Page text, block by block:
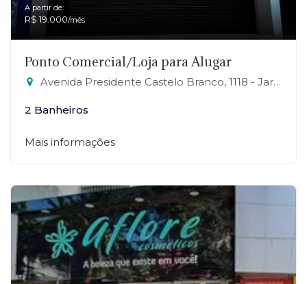
A partir de:
R$ 19.000/mês
Ponto Comercial/Loja para Alugar
Avenida Presidente Castelo Branco, 1118 - Jardim Zaira, Mauá-SP
2 Banheiros
Mais informações